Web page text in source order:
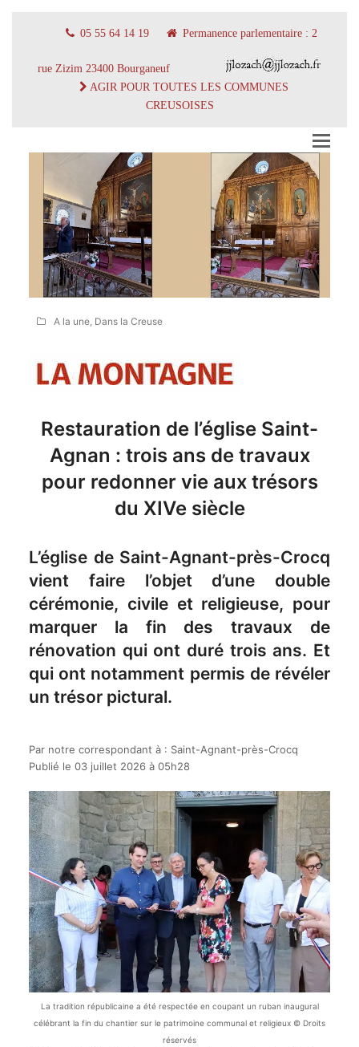
05 55 64 14 19 Permanence parlementaire : 2
rue Zizim 23400 Bourganeuf
AGIR POUR TOUTES LES COMMUNES
CREUSOISES
A la une, Dans la Creuse
Restauration de l’église Saint-
Agnan : trois ans de travaux
pour redonner vie aux trésors
du XIVe siècle
L’église de Saint-Agnant-près-Crocq
vient faire l’objet d’une double
cérémonie, civile et religieuse, pour
marquer la fin des travaux de
rénovation qui ont duré trois ans. Et
qui ont notamment permis de révéler
un trésor pictural.
Par notre correspondant à : Saint-Agnant-près-Crocq
Publié le 03 juillet 2026 à 05h28
La tradition républicaine a été respectée en coupant un ruban inaugural
célébrant la fin du chantier sur le patrimoine communal et religieux © Droits
réservés